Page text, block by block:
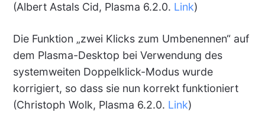
(Albert Astals Cid, Plasma 6.2.0. Link)
Die Funktion „zwei Klicks zum Umbenennen“ auf
dem Plasma-Desktop bei Verwendung des
systemweiten Doppelklick-Modus wurde
korrigiert, so dass sie nun korrekt funktioniert
(Christoph Wolk, Plasma 6.2.0. Link)